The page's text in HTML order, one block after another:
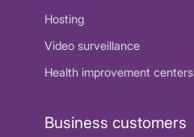
Hosting
Video surveillance
Health improvement centers
Business customers